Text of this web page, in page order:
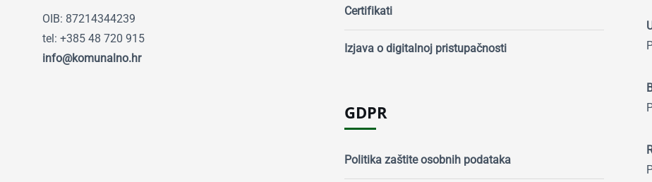
OIB: 87214344239
tel: +385 48 720 915
info@komunalno.hr
Certifikati
Izjava o digitalnoj pristupačnosti
GDPR
Politika zaštite osobnih podataka